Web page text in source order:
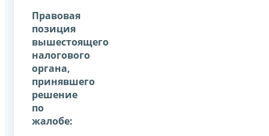
Правовая
позиция
вышестоящего
налогового
органа,
принявшего
решение
по
жалобе: